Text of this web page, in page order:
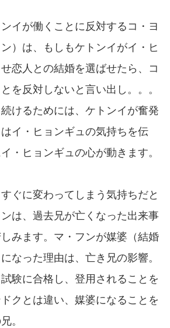
イが働くことに反対するコ・ヨ
）は、もしもケトンイがイ・ヒ
恋人との結婚を選ばせたら、コ
を反対しないと言い出し。。。
けるためには、ケトンイが奮発
イ・ヒョンギュの気持ちを伝
・ヒョンギュの心が動きます。
ぐに変わってしまう気持ちだと
は、過去兄が亡くなった出来事
みます。マ・フンが媒婆（結婚
なった理由は、亡き兄の影響。
験に合格し、登用されることを
クとは違い、媒婆になることを
。